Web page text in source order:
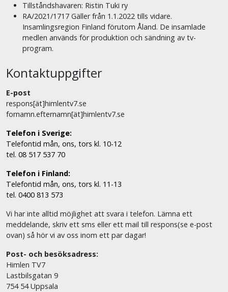
Tillståndshavaren: Ristin Tuki ry
RA/2021/1717 Gäller från 1.1.2022 tills vidare.
Insamlingsregion Finland förutom Åland. De insamlade
medlen används för produktion och sändning av tv-
program.
Kontaktuppgifter
E-post
respons[ät]himlentv7.se
fornamn.efternamn[ät]himlentv7.se
Telefon i Sverige:
Telefontid mån, ons, tors kl. 10-12
tel. 08 517 537 70
Telefon i Finland:
Telefontid mån, ons, tors kl. 11-13
tel. 0400 813 573
Vi har inte alltid möjlighet att svara i telefon. Lämna ett
meddelande, skriv ett sms eller ett mail till respons(se e-post
ovan) så hör vi av oss inom ett par dagar!
Post- och besöksadress:
Himlen TV7
Lastbilsgatan 9
754 54 Uppsala